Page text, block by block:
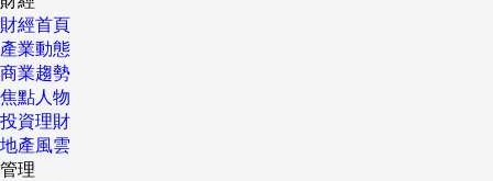
財經首頁
產業動態
商業趨勢
焦點人物
投資理財
地產風雲
管理